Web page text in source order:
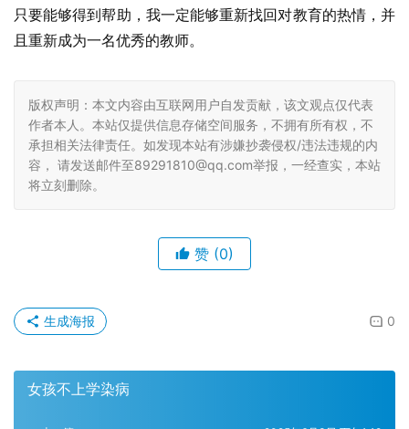
只要能够得到帮助，我一定能够重新找回对教育的热情，并
且重新成为一名优秀的教师。
版权声明：本文内容由互联网用户自发贡献，该文观点仅代表
作者本人。本站仅提供信息存储空间服务，不拥有所有权，不
承担相关法律责任。如发现本站有涉嫌抄袭侵权/违法违规的内
容， 请发送邮件至89291810@qq.com举报，一经查实，本站
将立刻删除。
赞 (0)
0
生成海报
女孩不上学染病